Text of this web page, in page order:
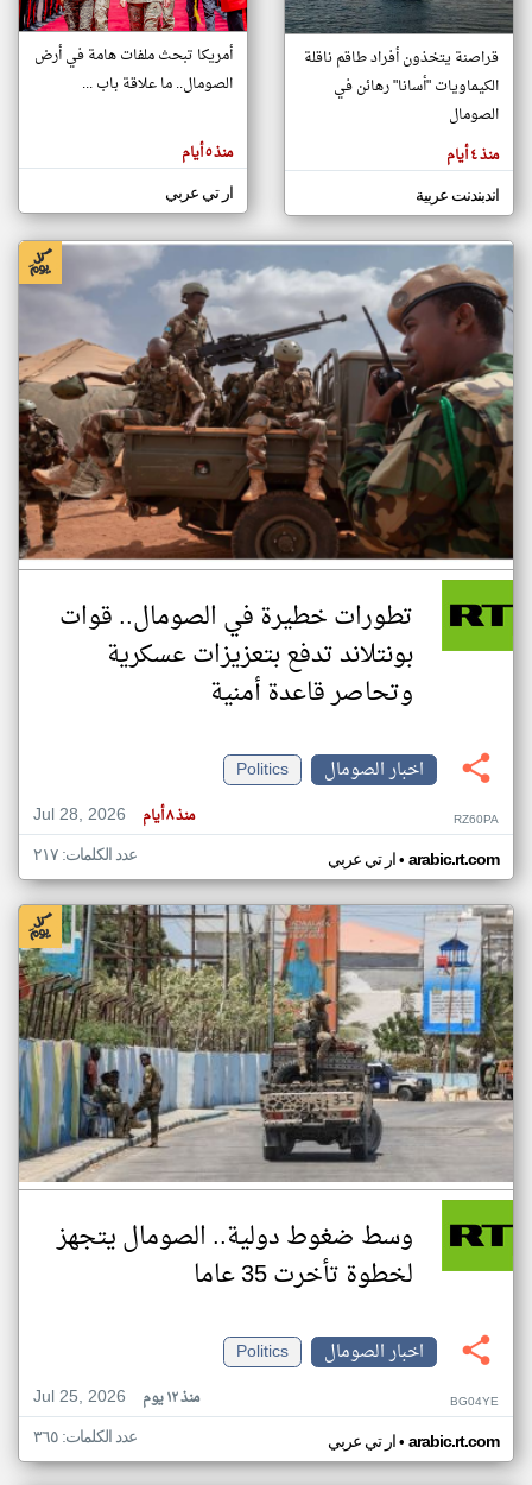
تغيير الدولة
اخبار الصومال على مدار الساعة
أهم اخبار الصومال العاجلة والمباشرة
المقالات
هنا عن
وجهة
كاتبيها.
قراصنة يتخذون أفراد طاقم ناقلة
الكيماويات "أسانا" رهائن في
الصومال
منذ ٤ أيام
اندبندنت عربية
أمريكا تبحث ملفات هامة في أرض
الصومال.. ما علاقة باب ...
منذ ٥ أيام
ار تي عربي
تطورات خطيرة في الصومال.. قوات
بونتلاند تدفع بتعزيزات عسكرية
وتحاصر قاعدة أمنية
اخبار الصومال
Politics
Jul 28, 2026
منذ ٨ أيام RZ60PA
ار تي عربي• arabic.rt.com عدد الكلمات: ٢١٧
وسط ضغوط دولية.. الصومال يتجهز
لخطوة تأخرت 35 عاما
اخبار الصومال
Politics
Jul 25, 2026
منذ ١٢ يوم BG04YE
ار تي عربي• arabic.rt.com عدد الكلمات: ٣٦٥
klyoum.com